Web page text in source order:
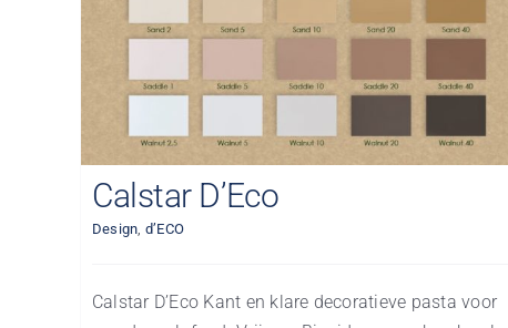
Calstar D’Eco
Design, d’ECO
Calstar D’Eco Kant en klare decoratieve pasta voor